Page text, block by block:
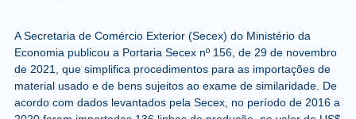
A Secretaria de Comércio Exterior (Secex) do Ministério da
Economia publicou a Portaria Secex nº 156, de 29 de novembro
de 2021
, que simplifica procedimentos para as importações de
material usado e de bens sujeitos ao exame de similaridade. De
acordo com dados levantados pela Secex, no período de 2016 a